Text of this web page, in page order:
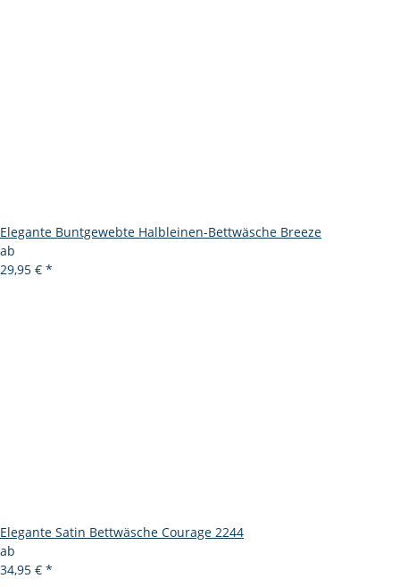
Elegante Buntgewebte Halbleinen-Bettwäsche Breeze
ab
29,95 € *
Elegante Satin Bettwäsche Courage 2244
ab
34,95 € *